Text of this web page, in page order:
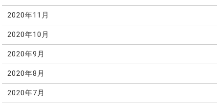
2020年11月
2020年10月
2020年9月
2020年8月
2020年7月